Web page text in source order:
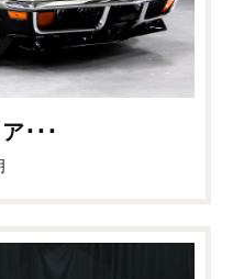
･･･